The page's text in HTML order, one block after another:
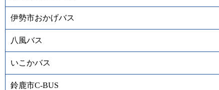
伊勢市おかげバス
八風バス
いこかバス
鈴鹿市C-BUS